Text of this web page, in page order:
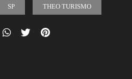
SP THEO TURISMO